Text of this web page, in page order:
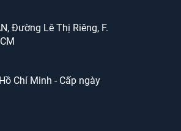
Đường Lê Thị Riêng, F.
Chí Minh - Cấp ngày